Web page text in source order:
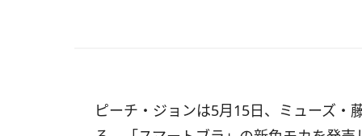
ピーチ・ジョンは5月15日、ミューズ・